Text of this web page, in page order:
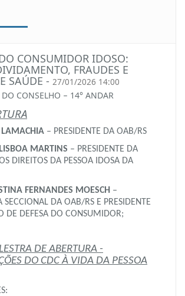
CONSUMIDOR IDOSO:
FRAUDES E
SAÚDE - 27/01/2026 14:00
CONSELHO – 14° ANDAR
LAMACHIA – PRESIDENTE DA OAB/RS
MARTINS – PRESIDENTE DA
DIREITOS DA PESSOA IDOSA DA
FERNANDES MOESCH –
SECCIONAL DA OAB/RS E PRESIDENTE
DE DEFESA DO CONSUMIDOR;
DE ABERTURA -
DO CDC À VIDA DA PESSOA